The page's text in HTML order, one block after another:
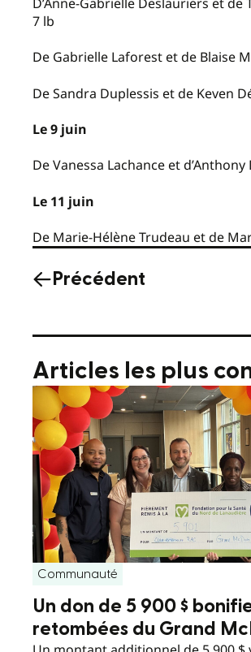
7 lb
De Gabrielle Laforest et de Blaise
De Sandra Duplessis et de Keven
Le 9 juin
De Vanessa Lachance et
Le 11 juin
De Marie-Hélène Trudeau et de
Précédent
Articles les plus
Communauté
Un don de 5 900 $
retombées du Grand